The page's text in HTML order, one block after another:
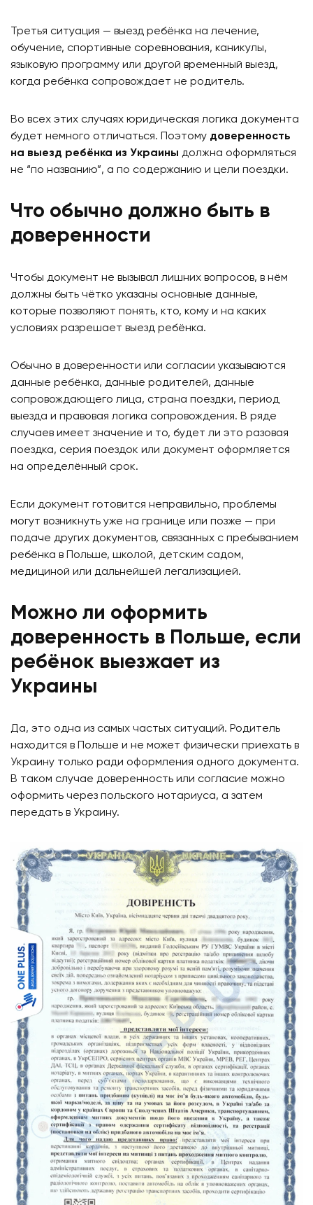
Третья ситуация — выезд ребёнка на лечение,
обучение, спортивные соревнования, каникулы,
языковую программу или другой временный выезд,
когда ребёнка сопровождает не родитель.
Во всех этих случаях юридическая логика документа
будет немного отличаться. Поэтому доверенность
на выезд ребёнка из Украины должна оформляться
не “по названию”, а по содержанию и цели поездки.
Что обычно должно быть в
доверенности
Чтобы документ не вызывал лишних вопросов, в нём
должны быть чётко указаны основные данные,
которые позволяют понять, кто, кому и на каких
условиях разрешает выезд ребёнка.
Обычно в доверенности или согласии указываются
данные ребёнка, данные родителей, данные
сопровождающего лица, страна поездки, период
выезда и правовая логика сопровождения. В ряде
случаев имеет значение и то, будет ли это разовая
поездка, серия поездок или документ оформляется
на определённый срок.
Если документ готовится неправильно, проблемы
могут возникнуть уже на границе или позже — при
подаче других документов, связанных с пребыванием
ребёнка в Польше, школой, детским садом,
медициной или дальнейшей легализацией.
Можно ли оформить
доверенность в Польше, если
ребёнок выезжает из
Украины
Да, это одна из самых частых ситуаций. Родитель
находится в Польше и не может физически приехать в
Украину только ради оформления одного документа.
В таком случае доверенность или согласие можно
оформить через польского нотариуса, а затем
передать в Украину.